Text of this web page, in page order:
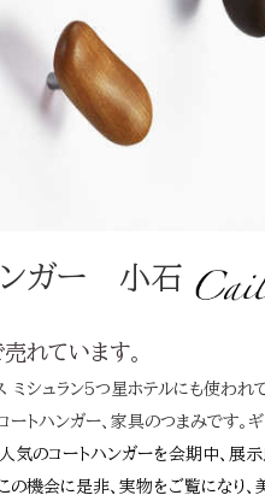
ンガー 小石
れています。
ミシュラン5つ星ホテルにも使われ
ートハンガー、家具のつまみです。ギ
気のコートハンガーを会期中、展
の機会に是非、実物をご覧になり、